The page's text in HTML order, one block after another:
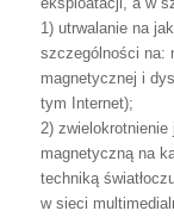
1) utrwalanie na
szczególności na:
magnetycznej i
tym Internet);
2) zwielokrotnienie
magnetyczną na
techniką
w sieci